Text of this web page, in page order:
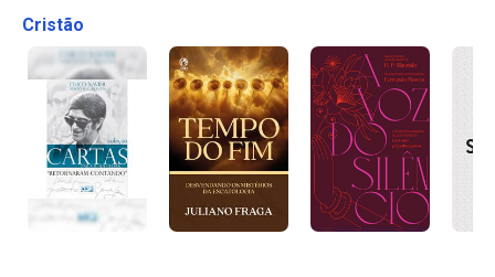
Cristão